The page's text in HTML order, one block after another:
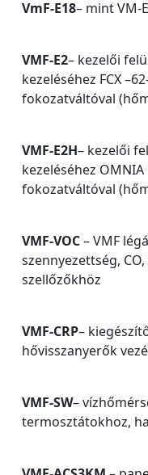
VmF-E18– mint VM-
VMF-E2– kezelői
kezeléséhez FCX
fokozatváltóval
VMF-E2H– kezelői
kezeléséhez
fokozatváltóval
VMF-VOC– VMF
szennyezettség,
szellőzőkhöz
VMF-CRP–
hővisszanyerők
VMF-SW–
termosztátokhoz,